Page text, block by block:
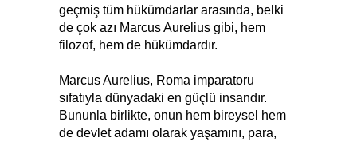
geçmiş tüm hükümdarlar arasında, belki
de çok azı Marcus Aurelius gibi, hem
filozof, hem de hükümdardır.
Marcus Aurelius, Roma imparatoru
sıfatıyla dünyadaki en güçlü insandır.
Bununla birlikte, onun hem bireysel hem
de devlet adamı olarak yaşamını, para,